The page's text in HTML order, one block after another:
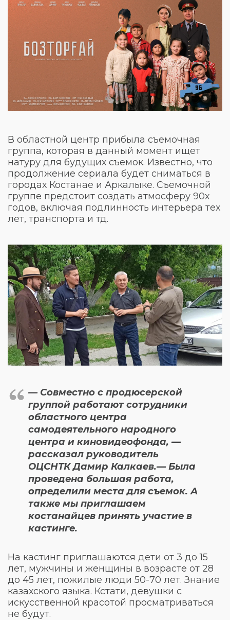
В областной центр прибыла съемочная
группа, которая в данный момент ищет
натуру для будущих съемок. Известно, что
продолжение сериала будет сниматься в
городах Костанае и Аркалыке. Съемочной
группе предстоит создать атмосферу 90х
годов, включая подлинность интерьера тех
лет, транспорта и тд.
— Совместно с продюсерской
группой работают сотрудники
областного центра
самодеятельного народного
центра и киновидеофонда, —
рассказал руководитель
ОЦСНТК Дамир Калкаев.— Была
проведена большая работа,
определили места для съемок. А
также мы приглашаем
костанайцев принять участие в
кастинге.
На кастинг приглашаются дети от 3 до 15
лет, мужчины и женщины в возрасте от 28
до 45 лет, пожилые люди 50-70 лет. Знание
казахского языка. Кстати, девушки с
искусственной красотой просматриваться
не будут.